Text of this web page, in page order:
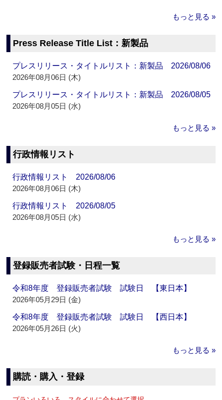
もっと見る »
Press Release Title List：新製品
プレスリリース・タイトルリスト：新製品 2026/08/06
2026年08月06日 (木)
プレスリリース・タイトルリスト：新製品 2026/08/05
2026年08月05日 (水)
もっと見る »
行政情報リスト
行政情報リスト 2026/08/06
2026年08月06日 (木)
行政情報リスト 2026/08/05
2026年08月05日 (水)
もっと見る »
登録販売者試験・日程一覧
令和8年度 登録販売者試験 試験日 【東日本】
2026年05月29日 (金)
令和8年度 登録販売者試験 試験日 【西日本】
2026年05月26日 (火)
もっと見る »
購読・購入・登録